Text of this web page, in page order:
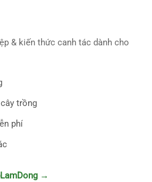
& kiến thức canh tác dành cho
trồng
phí
→